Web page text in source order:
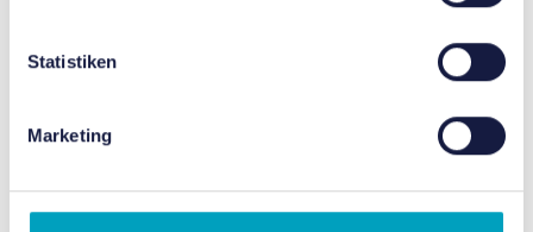
Statistiken
Marketing